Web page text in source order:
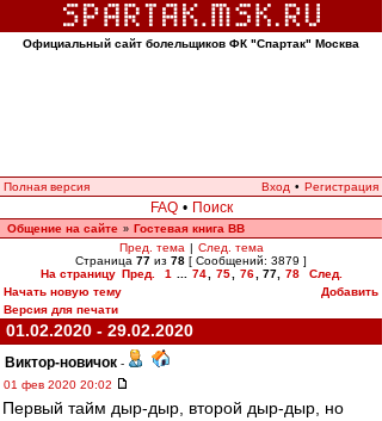
Официальный сайт болельщиков ФК "Спартак" Москва
Полная версия Вход • Регистрация
FAQ • Поиск
Общение на сайте » Гостевая книга ВВ
Пред. тема | След. тема
Страница 77 из 78 [ Сообщений: 3879 ]
На страницу Пред. 1 74 75 76 77, 78
След.
Начать новую тему
Добавить
Версия для печати
01.02.2020 - 29.02.2020
Виктор-новичок -
01 фев 2020 20:02
Первый тайм дыр-дыр, второй дыр-дыр, но